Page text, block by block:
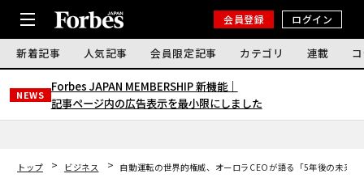
会員登録 ログイン
新着記事 人気記事 会員限定記事 カテゴリ 連載
NEWS
Forbes JAPAN MEMBERSHIP 新機能｜
記事ページ内の広告表示を最小限にしました
トップ ビジネス
自動運転の世界的権威、オーロラCEOが語る「5年後の未来」